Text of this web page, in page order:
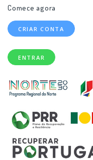
Comece agora
CRIAR CONTA
ENTRAR